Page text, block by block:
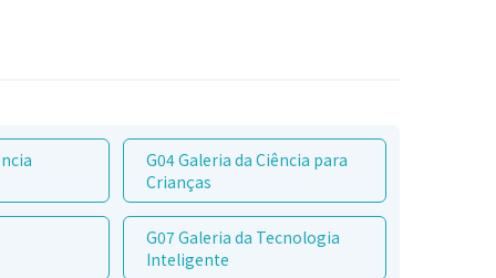
G04 Galeria da Ciência para
Crianças
G07 Galeria da Tecnologia
Inteligente